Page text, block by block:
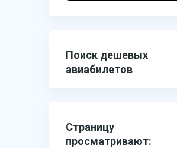
Поиск дешевых
авиабилетов
Страницу
просматривают: